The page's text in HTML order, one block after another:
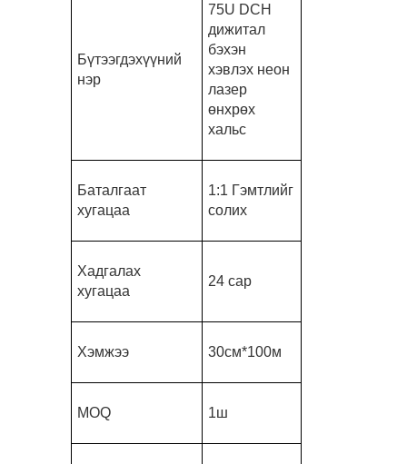
Бүтээгдэхүүний
нэр
75U DCH
дижитал
бэхэн
хэвлэх неон
лазер
өнхрөх
хальс
Баталгаат
хугацаа
1:1 Гэмтлийг
солих
Хадгалах
хугацаа
24 сар
Хэмжээ 30см*100м
MOQ 1ш